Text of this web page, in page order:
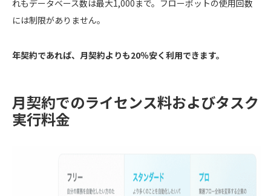
れもデータベース数は最大1,000まで。フローボットの使用回数
には制限がありません。
年契約であれば、月契約よりも20％安く利用できます。
月契約でのライセンス料およびタスク
実行料金